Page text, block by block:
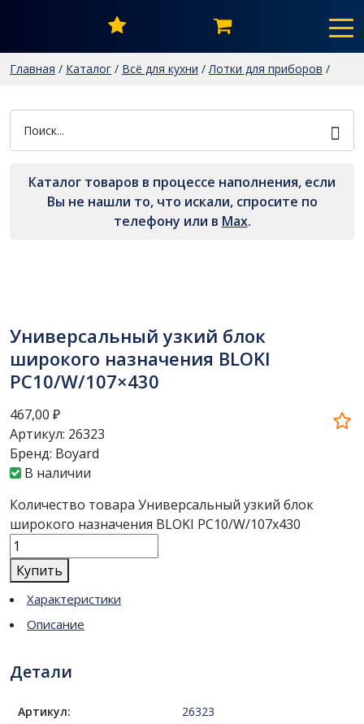
Главная / Каталог / Всё для кухни /Лотки для приборов /
PC10/W/107×430
Каталог товаров в процессе наполнения, если
Вы не нашли то, что искали, спросите по
телефону или в Мах.
Универсальный узкий блок
широкого назначения BLOKI
PC10/W/107×430
467,00 ₽
Артикул: 26323
Бренд: Boyard
В наличии
Количество товара Универсальный узкий блок
широкого назначения BLOKI PC10/W/107x430
Купить
Характеристики
Описание
Детали
Артикул: 26323